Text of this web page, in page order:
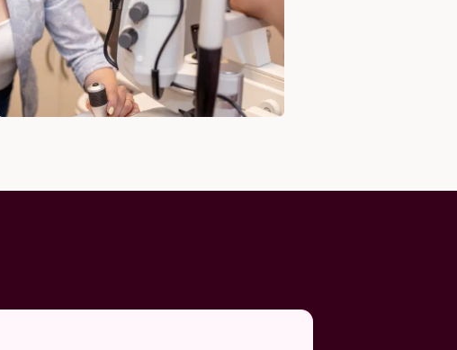
Die Messung der
Makulapigmentdichte